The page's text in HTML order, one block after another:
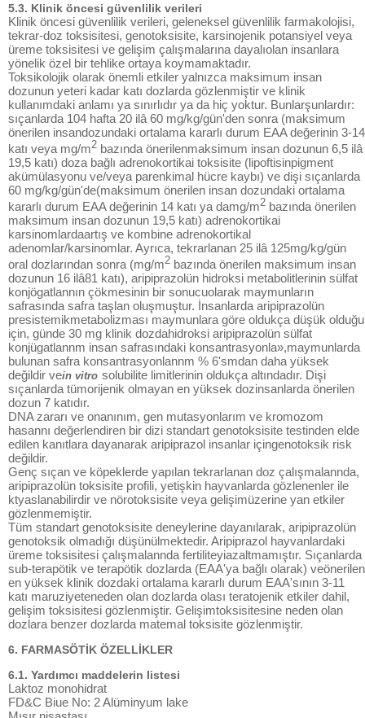
5.3. Klinik öncesi güvenlilik verileri
Klinik öncesi güvenlilik verileri, geleneksel güvenlilik farmakolojisi,
tekrar-doz toksisitesi, genotoksisite, karsinojenik potansiyel veya
üreme toksisitesi ve gelişim çalışmalarına dayalıolan insanlara
yönelik özel bir tehlike ortaya koymamaktadır.
Toksikolojik olarak önemli etkiler yalnızca maksimum insan
dozunun yeteri kadar katı dozlarda gözlenmiştir ve klinik
kullanımdaki anlamı ya sınırlıdır ya da hiç yoktur. Bunlarşunlardır:
sıçanlarda 104 hafta 20 ilâ 60 mg/kg/gün'den sonra (maksimum
önerilen insandozundaki ortalama kararlı durum EAA değerinin 3-14
katı veya mg/m2 bazında önerilenmaksimum insan dozunun 6,5 ilâ
19,5 katı) doza bağlı adrenokortikai toksisite (lipoftisinpigment
akümülasyonu ve/veya parenkimal hücre kaybı) ve dişi sıçanlarda
60 mg/kg/gün'de(maksimum önerilen insan dozundaki ortalama
kararlı durum EAA değerinin 14 katı ya damg/m2 bazında önerilen
maksimum insan dozunun 19,5 katı) adrenokortikai
karsinomlardaartış ve kombine adrenokortikal
adenomlar/karsinomlar. Ayrıca, tekrarlanan 25 ilâ 125mg/kg/gün
oral dozlarından sonra (mg/m2 bazında önerilen maksimum insan
dozunun 16 ilâ81 katı), aripiprazolün hidroksi metabolitlerinin sülfat
konjögatlannın çökmesinin bir sonucuolarak maymunların
safrasında safra taşlan oluşmuştur. İnsanlarda aripiprazolün
presistemikmetabolizması maymunlara göre oldukça düşük olduğu
için, günde 30 mg klinik dozdahidroksi aripiprazolün sülfat
konjügatlannm insan safrasındaki konsantrasyonla»,maymunlarda
bulunan safra konsantrasyonlannm % 6'smdan daha yüksek
değildir vein vitro solubilite limitlerinin oldukça altındadır. Dişi
sıçanlarda tümorijenik olmayan en yüksek dozinsanlarda önerilen
dozun 7 katıdır.
DNA zararı ve onanınım, gen mutasyonlarım ve kromozom
hasannı değerlendiren bir dizi standart genotoksisite testinden elde
edilen kanıtlara dayanarak aripiprazol insanlar içingenotoksik risk
değildir.
Genç sıçan ve köpeklerde yapılan tekrarlanan doz çalışmalannda,
aripiprazolün toksisite profili, yetişkin hayvanlarda gözlenenler ile
ktyaslanabilirdir ve nörotoksisite veya gelişimüzerine yan etkiler
gözlenmemiştir.
Tüm standart genotoksisite deneylerine dayanılarak, aripiprazolün
genotoksik olmadığı düşünülmektedir. Aripiprazol hayvanlardaki
üreme toksisitesi çalışmalannda fertiliteyiazaltmamıştır. Sıçanlarda
sub-terapötik ve terapötik dozlarda (EAA'ya bağlı olarak) veönerilen
en yüksek klinik dozdaki ortalama kararlı durum EAA'sının 3-11
katı maruziyeteneden olan dozlarda olası teratojenik etkiler dahil,
gelişim toksisitesi gözlenmiştir. Gelişimtoksisitesine neden olan
dozlara benzer dozlarda matemal toksisite gözlenmiştir.
6. FARMASÖTİK ÖZELLİKLER
6.1. Yardımcı maddelerin listesi
Laktoz monohidrat
FD&C Biue No: 2 Alüminyum lake